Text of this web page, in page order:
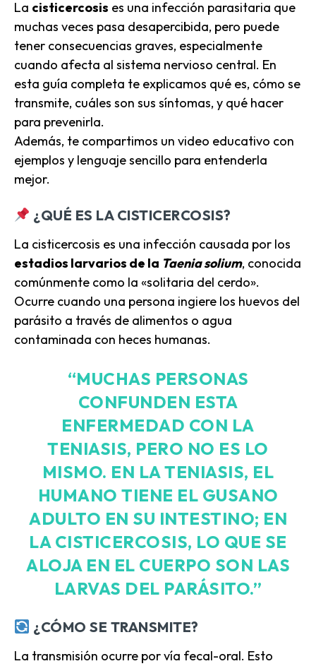
La cisticercosis es una infección parasitaria que
muchas veces pasa desapercibida, pero puede
tener consecuencias graves, especialmente
cuando afecta al sistema nervioso central. En
esta guía completa te explicamos qué es, cómo se
transmite, cuáles son sus síntomas, y qué hacer
para prevenirla.
Además, te compartimos un video educativo con
ejemplos y lenguaje sencillo para entenderla
mejor.
¿QUÉ ES LA CISTICERCOSIS?
La cisticercosis es una infección causada por los
estadios larvarios de la Taenia solium, conocida
comúnmente como la «solitaria del cerdo».
Ocurre cuando una persona ingiere los huevos del
parásito a través de alimentos o agua
contaminada con heces humanas.
“MUCHAS PERSONAS
CONFUNDEN ESTA
ENFERMEDAD CON LA
TENIASIS, PERO NO ES LO
MISMO. EN LA TENIASIS, EL
HUMANO TIENE EL GUSANO
ADULTO EN SU INTESTINO; EN
LA CISTICERCOSIS, LO QUE SE
ALOJA EN EL CUERPO SON LAS
LARVAS DEL PARÁSITO.”
¿CÓMO SE TRANSMITE?
La transmisión ocurre por vía fecal-oral. Esto